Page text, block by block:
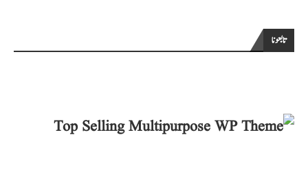
تابعونا